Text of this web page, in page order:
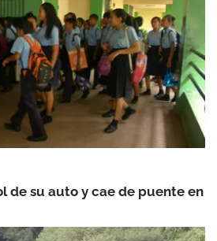
de su auto y cae de puente en